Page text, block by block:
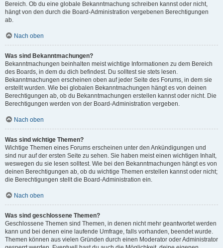
Bereich. Ob du eine globale Bekanntmachung schreiben kannst oder nicht,
hängt von den durch die Board-Administration vergebenen Berechtigungen
ab.
Nach oben
Was sind Bekanntmachungen?
Bekanntmachungen beinhalten meist wichtige Informationen zu dem Bereich
des Boards, in dem du dich befindest. Du solltest sie stets lesen.
Bekanntmachungen erscheinen oben auf jeder Seite des Forums, in dem sie
erstellt wurden. Wie bei globalen Bekanntmachungen hängt es von deinen
Berechtigungen ab, ob du Bekanntmachungen erstellen kannst oder nicht. Die
Berechtigungen werden von der Board-Administration vergeben.
Nach oben
Was sind wichtige Themen?
Wichtige Themen eines Forums erscheinen unter den Ankündigungen und
sind nur auf der ersten Seite zu sehen. Sie haben meist einen wichtigen Inhalt,
weswegen du sie lesen solltest. Wie bei den Bekanntmachungen hängt es von
deinen Berechtigungen ab, ob du wichtige Themen erstellen kannst oder nicht;
die Berechtigungen stellt die Board-Administration ein.
Nach oben
Was sind geschlossene Themen?
Geschlossene Themen sind Themen, in denen nicht mehr geantwortet werden
kann und bei denen eine laufende Umfrage, falls vorhanden, beendet wurde.
Themen können aus vielen Gründen durch einen Moderator oder Administrator